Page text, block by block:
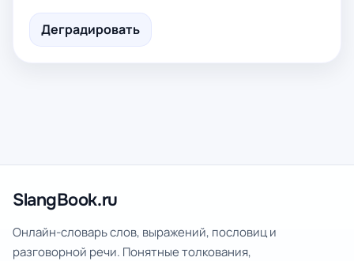
Деградировать
SlangBook.ru
Онлайн-словарь слов, выражений, пословиц и
разговорной речи. Понятные толкования,